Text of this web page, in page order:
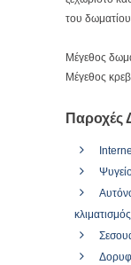
του
Μέγεθος
Μέγεθος
Παροχές
κλιματισμός